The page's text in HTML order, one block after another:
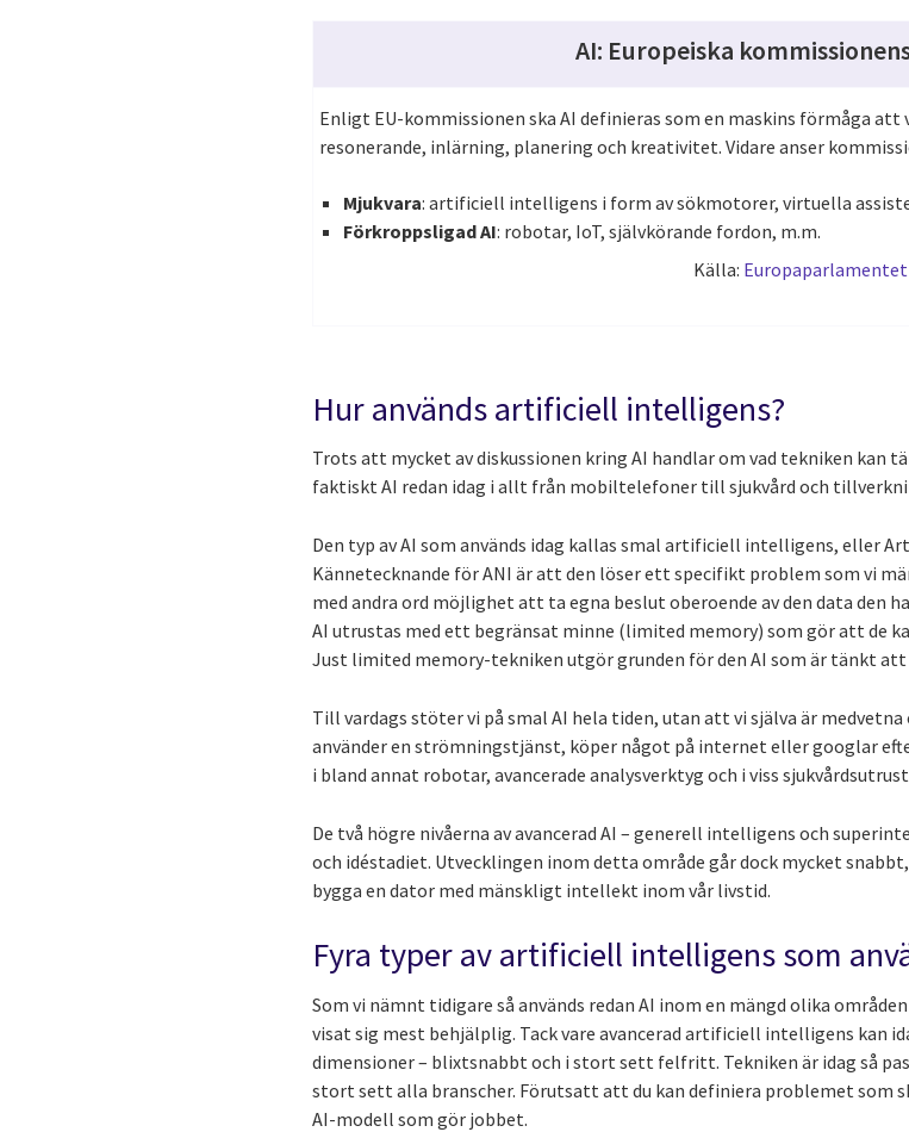
AI: Europeiska
Enligt EU-kommissionen ska AI definieras som en maskins förmåga att
resonerande, inlärning, planering och kreativitet. Vidare anser
Mjukvara: artificiell intelligens i form av sökmotorer, virtuella
Förkroppsligad AI: robotar, IoT, självkörande fordon, m.m.
Källa: Europaparlamentet
Hur används artificiell intelligens?
Trots att mycket av diskussionen kring AI handlar om vad tekniken kan
faktiskt AI redan idag i allt från mobiltelefoner till sjukvård och
Den typ av AI som används idag kallas smal artificiell intelligens, eller
Kännetecknande för ANI är att den löser ett specifikt problem som vi
med andra ord möjlighet att ta egna beslut oberoende av den data den
AI utrustas med ett begränsat minne (limited memory) som gör att de
Just limited memory-tekniken utgör grunden för den AI som är tänkt att
Till vardags stöter vi på smal AI hela tiden, utan att vi själva är
använder en strömningstjänst, köper något på internet eller googlar
i bland annat robotar, avancerade analysverktyg och i viss
De två högre nivåerna av avancerad AI – generell intelligens och
och idéstadiet. Utvecklingen inom detta område går dock mycket
bygga en dator med mänskligt intellekt inom vår livstid.
Fyra typer av artificiell intelligens som
Som vi nämnt tidigare så används redan AI inom en mängd olika
visat sig mest behjälplig. Tack vare avancerad artificiell intelligens kan
dimensioner – blixtsnabbt och i stort sett felfritt. Tekniken är idag så
stort sett alla branscher. Förutsatt att du kan definiera problemet som
AI-modell som gör jobbet.